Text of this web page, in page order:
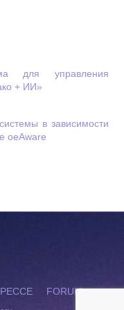
для управления
+ ИИ»
в зависимости
oeAware
FORUM